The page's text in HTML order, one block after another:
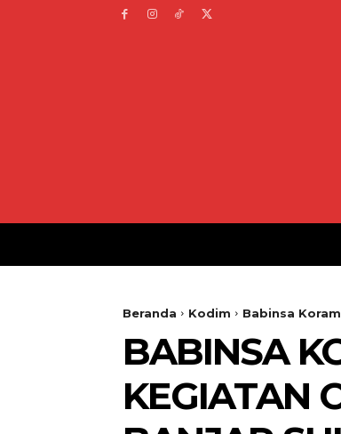
Beranda Kodim Babinsa
BABINSA
KEGIATAN